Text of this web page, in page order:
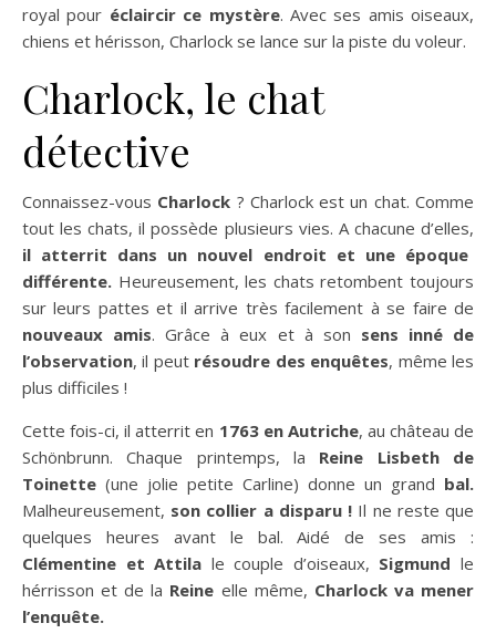
royal pour éclaircir ce mystère. Avec ses amis oiseaux,
chiens et hérisson, Charlock se lance sur la piste du voleur.
Charlock, le chat
détective
Connaissez-vous Charlock ? Charlock est un chat. Comme
tout les chats, il possède plusieurs vies. A chacune d’elles,
il atterrit dans un nouvel endroit et une époque
différente. Heureusement, les chats retombent toujours
sur leurs pattes et il arrive très facilement à se faire de
nouveaux amis. Grâce à eux et à son sens inné de
l’observation, il peut résoudre des enquêtes, même les
plus difficiles !
Cette fois-ci, il atterrit en 1763 en Autriche, au château de
Schönbrunn. Chaque printemps, la Reine Lisbeth de
Toinette (une jolie petite Carline) donne un grand bal.
Malheureusement, son collier a disparu ! Il ne reste que
quelques heures avant le bal. Aidé de ses amis :
Clémentine et Attila le couple d’oiseaux, Sigmund le
hérrisson et de la Reine elle même, Charlock va mener
l’enquête.